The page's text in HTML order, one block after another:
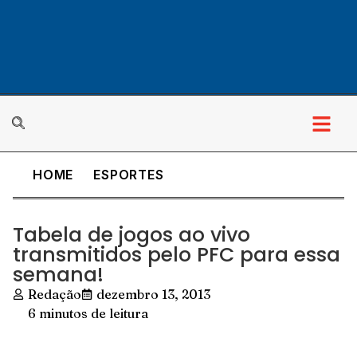
HOME ESPORTES
Tabela de jogos ao vivo
transmitidos pelo PFC para essa
semana!
Redação
dezembro 13, 2013
6 minutos de leitura